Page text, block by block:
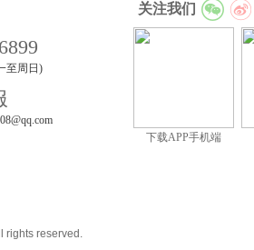
至周日)
关注我们
下载APP手机端
rights reserved.